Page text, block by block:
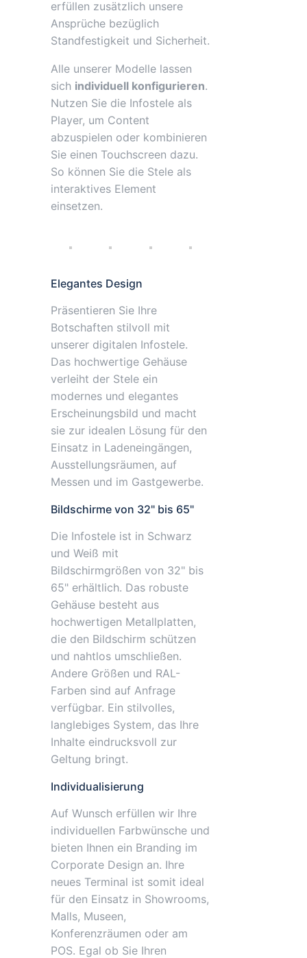
erfüllen zusätzlich unsere
Ansprüche bezüglich
Standfestigkeit und Sicherheit.
Alle unserer Modelle lassen
sich individuell konfigurieren.
Nutzen Sie die Infostele als
Player, um Content
abzuspielen oder kombinieren
Sie einen Touchscreen dazu.
So können Sie die Stele als
interaktives Element
einsetzen.
Elegantes Design
Präsentieren Sie Ihre
Botschaften stilvoll mit
unserer digitalen Infostele.
Das hochwertige Gehäuse
verleiht der Stele ein
modernes und elegantes
Erscheinungsbild und macht
sie zur idealen Lösung für den
Einsatz in Ladeneingängen,
Ausstellungsräumen, auf
Messen und im Gastgewerbe.
Bildschirme von 32" bis 65"
Die Infostele ist in Schwarz
und Weiß mit
Bildschirmgrößen von 32" bis
65" erhältlich. Das robuste
Gehäuse besteht aus
hochwertigen Metallplatten,
die den Bildschirm schützen
und nahtlos umschließen.
Andere Größen und RAL-
Farben sind auf Anfrage
verfügbar. Ein stilvolles,
langlebiges System, das Ihre
Inhalte eindrucksvoll zur
Geltung bringt.
Individualisierung
Auf Wunsch erfüllen wir Ihre
individuellen Farbwünsche und
bieten Ihnen ein Branding im
Corporate Design an. Ihre
neues Terminal ist somit ideal
für den Einsatz in Showrooms,
Malls, Museen,
Konferenzräumen oder am
POS. Egal ob Sie Ihren